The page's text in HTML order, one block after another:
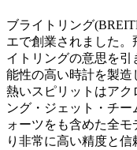
ブライトリング
エで創業されました
イトリングの意思を
能性の高い時計を製
熱いスピリットはアク
ング・ジェット・チ
ォーツをも含めた全
り非常に高い精度と